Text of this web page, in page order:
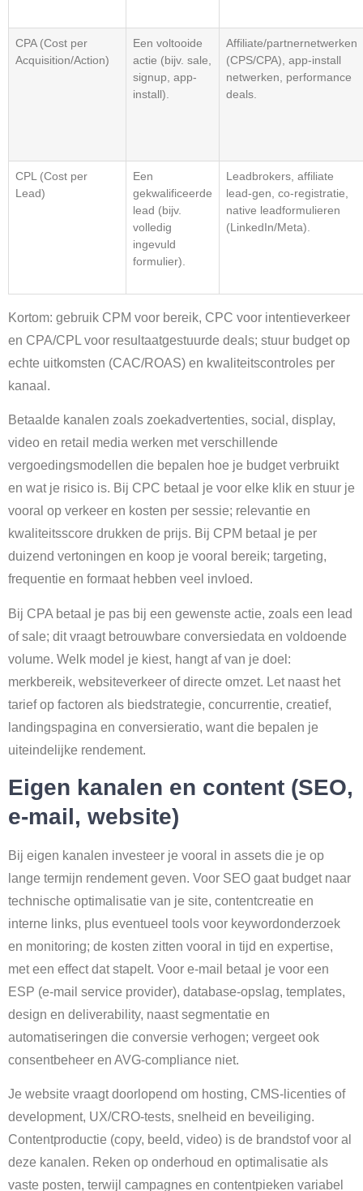
CPA (Cost per
Acquisition/Action)
Een voltooide
actie (bijv. sale,
signup, app-
install).
Affiliate/partnernetwerken
(CPS/CPA), app-install
netwerken, performance
deals.
CPL (Cost per
Lead)
Een
gekwalificeerde
lead (bijv.
volledig
ingevuld
formulier).
Leadbrokers, affiliate
lead-gen, co-registratie,
native leadformulieren
(LinkedIn/Meta).
Kortom: gebruik CPM voor bereik, CPC voor intentieverkeer
en CPA/CPL voor resultaatgestuurde deals; stuur budget op
echte uitkomsten (CAC/ROAS) en kwaliteitscontroles per
kanaal.
Betaalde kanalen zoals zoekadvertenties, social, display,
video en retail media werken met verschillende
vergoedingsmodellen die bepalen hoe je budget verbruikt
en wat je risico is. Bij CPC betaal je voor elke klik en stuur je
vooral op verkeer en kosten per sessie; relevantie en
kwaliteitsscore drukken de prijs. Bij CPM betaal je per
duizend vertoningen en koop je vooral bereik; targeting,
frequentie en formaat hebben veel invloed.
Bij CPA betaal je pas bij een gewenste actie, zoals een lead
of sale; dit vraagt betrouwbare conversiedata en voldoende
volume. Welk model je kiest, hangt af van je doel:
merkbereik, websiteverkeer of directe omzet. Let naast het
tarief op factoren als biedstrategie, concurrentie, creatief,
landingspagina en conversieratio, want die bepalen je
uiteindelijke rendement.
Eigen kanalen en content (SEO,
e-mail, website)
Bij eigen kanalen investeer je vooral in assets die je op
lange termijn rendement geven. Voor SEO gaat budget naar
technische optimalisatie van je site, contentcreatie en
interne links, plus eventueel tools voor keywordonderzoek
en monitoring; de kosten zitten vooral in tijd en expertise,
met een effect dat stapelt. Voor e-mail betaal je voor een
ESP (e-mail service provider), database-opslag, templates,
design en deliverability, naast segmentatie en
automatiseringen die conversie verhogen; vergeet ook
consentbeheer en AVG-compliance niet.
Je website vraagt doorlopend om hosting, CMS-licenties of
development, UX/CRO-tests, snelheid en beveiliging.
Contentproductie (copy, beeld, video) is de brandstof voor al
deze kanalen. Reken op onderhoud en optimalisatie als
vaste posten, terwijl campagnes en contentpieken variabel